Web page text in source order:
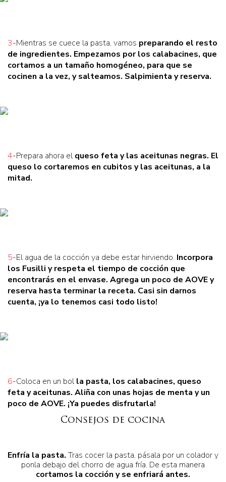
3-Mientras se cuece la pasta, vamos preparando el resto
de ingredientes. Empezamos porlos calabacines, que
cortamos a un tamaño homogéneo, para que se
cocinen a la vez, ysalteamos. Salpimienta y reserva.
4-Prepara ahora el queso feta y las aceitunas negras. El
queso lo cortaremos en cubitos y las aceitunas, a la
mitad.
5-El agua de la cocción ya debe estar hirviendo. Incorpora
los Fusilli y respeta el tiempo de cocción que
encontrarás en el envase. Agrega un poco de AOVE y
reserva hasta terminar la receta. Casi sin darnos
cuenta, ¡ya lo tenemos casi todo listo!
6-Coloca en un bol la pasta, los calabacines, queso
feta y aceitunas. Aliña con unas hojas de menta y un
poco de AOVE. ¡Ya puedes disfrutarla!
Consejos de cocina
Enfría la pasta.Tras cocer la pasta, pásala por un colador y
ponla debajo del chorro de agua fría. De esta manera
cortamos la cocción y se enfriará antes.